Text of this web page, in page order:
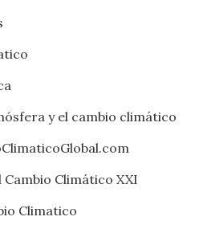
y el cambio climático
Climático XXI
Climatico